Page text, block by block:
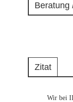
Beratung
Zitat
Wir bei